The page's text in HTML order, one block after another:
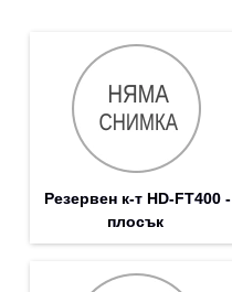
Резервен к-т HD-FT400 -
плосък